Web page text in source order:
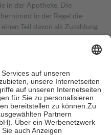
in der Apotheke. Die
in der Regel die
Teil davon als Zuzahlung
in Höhe von zehn
nie mehr als die tatsächlichen
für Online-Apotheken.
beträgt die
sowie zehn Euro je